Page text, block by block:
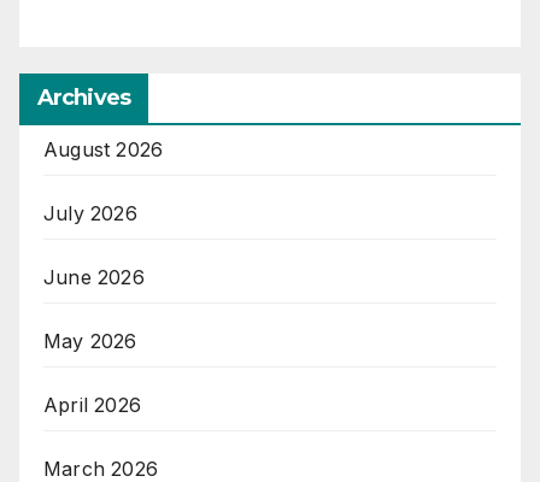
Archives
August 2026
July 2026
June 2026
May 2026
April 2026
March 2026